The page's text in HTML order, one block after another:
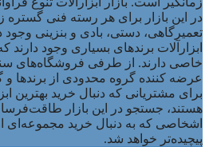
در این بازار برای هر رسته فنی گستره
تعمیرگاهی، دستی، بادی و بنزینی وجود
ابزارآلات برندهای بسیاری وجود دارند
خاصی دارند. از طرفی فروشگاه‌های
عرضه کننده گروه محدودی از برندها
برای مشتریانی که دنبال خرید بهترین
هستند، جستجو در این بازار طاقت‌فرسا
اشخاصی که به دنبال خرید مجموعه‌ای
پیچیده‌تر خواهد شد.